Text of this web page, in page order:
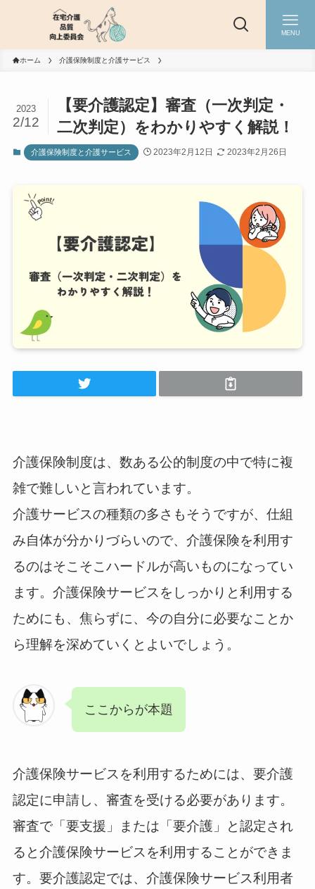
MENU
ホーム 介護保険制度と介護サービス
【要介護認定】審査（一次判定・
二次判定）をわかりやすく解説！
2023
2/12
介護保険制度と介護サービス 2023年2月12日 2023年2月26日
介護保険制度は、数ある公的制度の中で特に複
雑で難しいと言われています。
介護サービスの種類の多さもそうですが、仕組
み自体が分かりづらいので、介護保険を利用す
るのはそこそこハードルが高いものになってい
ます。介護保険サービスをしっかりと利用する
ためにも、焦らずに、今の自分に必要なことか
ら理解を深めていくとよいでしょう。
ここからが本題
介護保険サービスを利用するためには、要介護
認定に申請し、審査を受ける必要があります。
審査で「要支援」または「要介護」と認定され
ると介護保険サービスを利用することができま
す。要介護認定では、介護保険サービス利用者